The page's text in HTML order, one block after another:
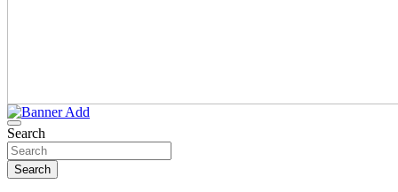
Search
Search